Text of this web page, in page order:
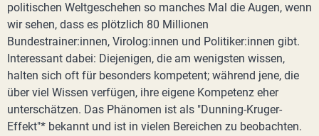
politischen Weltgeschehen so manches Mal die Augen, wenn
wir sehen, dass es plötzlich 80 Millionen
Bundestrainer:innen, Virolog:innen und Politiker:innen gibt.
Interessant dabei: Diejenigen, die am wenigsten wissen,
halten sich oft für besonders kompetent; während jene, die
über viel Wissen verfügen, ihre eigene Kompetenz eher
unterschätzen. Das Phänomen ist als "Dunning-Kruger-
Effekt"* bekannt und ist in vielen Bereichen zu beobachten.